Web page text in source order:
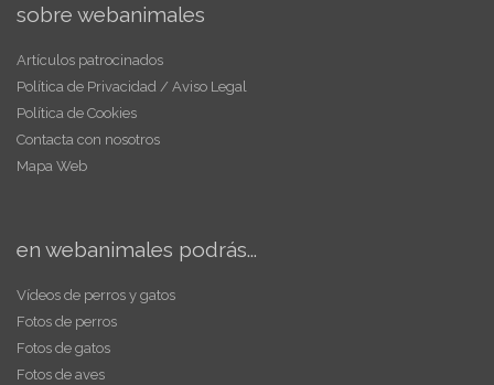
sobre webanimales
Artículos patrocinados
Política de Privacidad / Aviso Legal
Política de Cookies
Contacta con nosotros
Mapa Web
en webanimales podrás...
Vídeos de perros y gatos
Fotos de perros
Fotos de gatos
Fotos de aves